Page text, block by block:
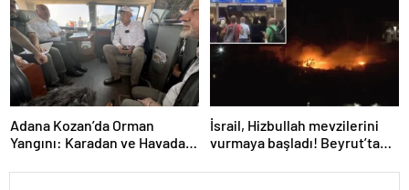
Adana Kozan’da Orman
Yangını: Karadan ve Havadan
İsrail, Hizbullah mevzilerini
vurmaya başladı! Beyrut’ta
fazla ülke vatandaşlarını geri